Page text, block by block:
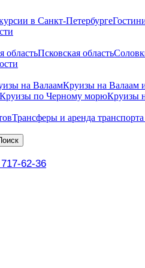
в Санкт-Петербурге
областьПсковская область
на ВалаамКруизы на Валаам
Круизы по Черному морюКруизы
Трансферы и аренда транспорта
62-36